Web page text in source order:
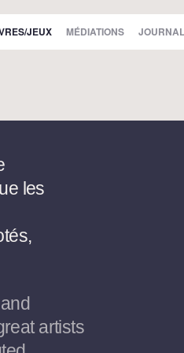
JEUX MÉDIATIONS JOURNAL
les
artists